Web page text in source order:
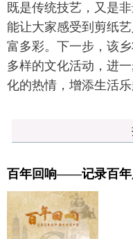
既是传统技艺，又是
能让大家感受到剪纸
富多彩。下一步，该
多样的文化活动，进
化的热情，增添生活乐
百年回响——记录百年